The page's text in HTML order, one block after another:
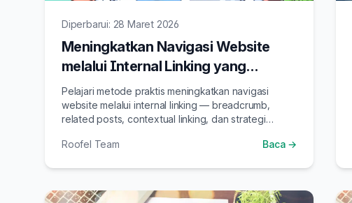
Diperbarui: 28 Maret 2026
Meningkatkan Navigasi Website
melalui Internal Linking yang
Strategis
Pelajari metode praktis meningkatkan navigasi
website melalui internal linking — breadcrumb,
related posts, contextual linking, dan strategi
experience.
Roofel Team Baca →